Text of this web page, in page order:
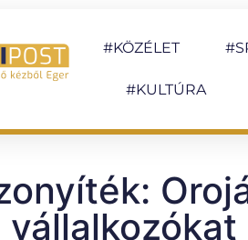
#KÖZÉLET
#KULTÚRA